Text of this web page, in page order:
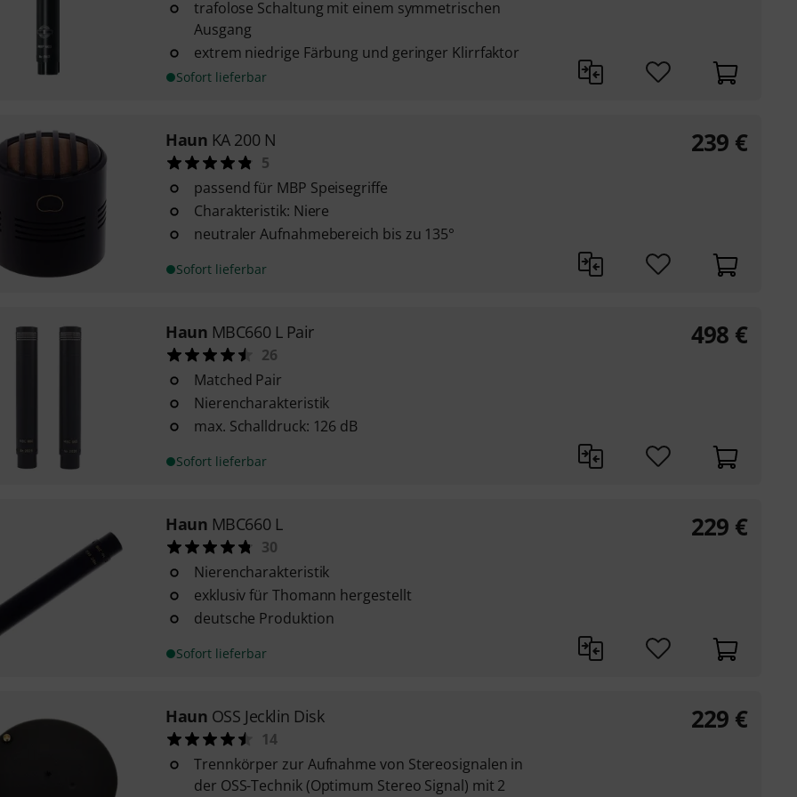
trafolose Schaltung mit einem symmetrischen
Ausgang
extrem niedrige Färbung und geringer Klirrfaktor
Sofort lieferbar
Haun KA 200 N
5
passend für MBP Speisegriffe
Charakteristik: Niere
neutraler Aufnahmebereich bis zu 135°
Sofort lieferbar
239 €
Haun MBC660 L Pair
26
Matched Pair
Nierencharakteristik
max. Schalldruck: 126 dB
Sofort lieferbar
498 €
Haun MBC660 L
30
Nierencharakteristik
exklusiv für Thomann hergestellt
deutsche Produktion
Sofort lieferbar
229 €
Haun OSS Jecklin Disk
14
Trennkörper zur Aufnahme von Stereosignalen in
der OSS-Technik (Optimum Stereo Signal) mit 2
229 €